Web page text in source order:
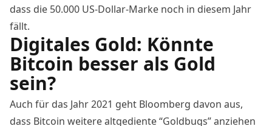
dass die 50.000 US-Dollar-Marke noch in diesem Jahr
fällt.
Digitales Gold: Könnte
Bitcoin besser als Gold
sein?
Auch für das Jahr 2021 geht Bloomberg davon aus,
dass Bitcoin weitere altgediente “Goldbugs” anziehen